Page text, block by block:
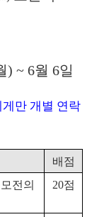
) ~ 6월 6일
만 개별 연락
배점
전의
20점